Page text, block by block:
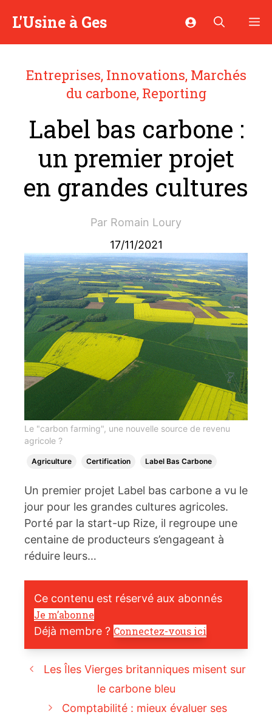
L'Usine à Ges
Entreprises, Innovations, Marchés
du carbone, Reporting
Label bas carbone :
un premier projet
en grandes cultures
Par Romain Loury
17/11/2021
Le "carbon farming", une nouvelle source de revenu
agricole ?
Agriculture Certification Label Bas Carbone
Un premier projet Label bas carbone a vu le
jour pour les grandes cultures agricoles.
Porté par la start-up Rize, il regroupe une
centaine de producteurs s’engageant à
réduire leurs…
Ce contenu est réservé aux abonnés
Je m’abonne
Déjà membre ? Connectez-vous ici
Les Îles Vierges britanniques misent sur
le carbone bleu
Comptabilité : mieux évaluer ses